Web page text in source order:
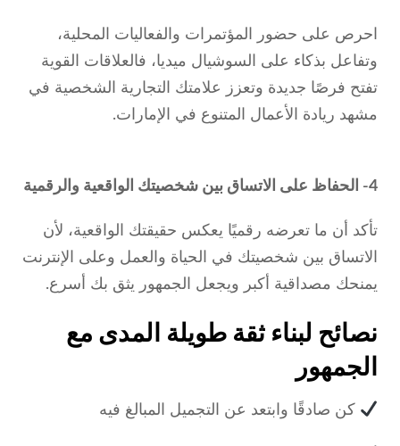
احرص على حضور المؤتمرات والفعاليات المحلية،
وتفاعل بذكاء على السوشيال ميديا، فالعلاقات القوية
تفتح فرصًا جديدة وتعزز علامتك التجارية الشخصية في
مشهد ريادة الأعمال المتنوع في الإمارات.
4- الحفاظ على الاتساق بين شخصيتك الواقعية والرقمية
تأكد أن ما تعرضه رقميًا يعكس حقيقتك الواقعية، لأن
الاتساق بين شخصيتك في الحياة والعمل وعلى الإنترنت
يمنحك مصداقية أكبر ويجعل الجمهور يثق بك أسرع.
نصائح لبناء ثقة طويلة المدى مع
الجمهور
كن صادقًا وابتعد عن التجميل المبالغ فيه